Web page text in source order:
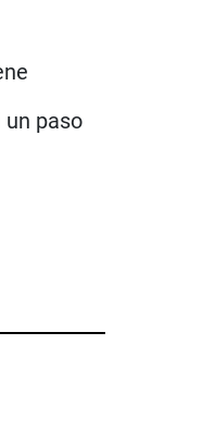
un paso